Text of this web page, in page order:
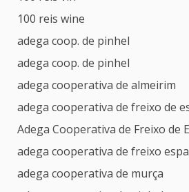
100 reis wine
adega coop. de pinhel
adega coop. de pinhel
adega cooperativa de almeirim
adega cooperativa de freixo de
Adega Cooperativa de Freixo de
adega cooperativa de freixo
adega cooperativa de murça